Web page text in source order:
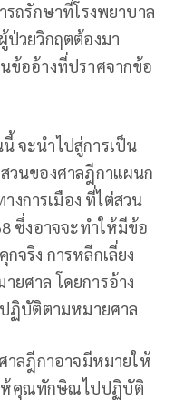
รถรักษาที่โรงพยาบาล
ป่วยวิกฤตต้องมา
ข้ออ้างที่ปราศจากข้อ
จะนำไปสู่การเป็น
วนของศาลฎีกาแผนก
งการเมือง ที่ไต่สวน
ซึ่งอาจจะทำให้มีข้อ
จริง การหลีกเลี่ยง
ยศาล โดยการอ้าง
ฏิบัติตามหมายศาล
าลฎีกาอาจมีหมายให้
ห้คุณทักษิณไปปฏิบัติ